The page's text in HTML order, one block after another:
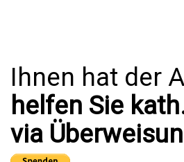
Ihnen hat der
helfen Sie
via